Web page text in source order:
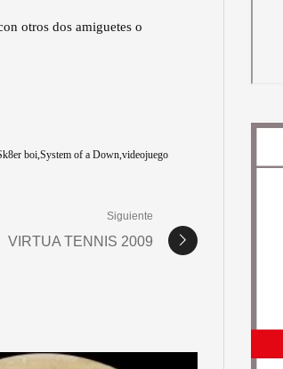
otros dos amiguetes o
boi System of a Down videojuego
Siguiente
VIRTUA TENNIS 2009